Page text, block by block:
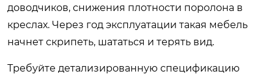
доводчиков, снижения плотности поролона в
креслах. Через год эксплуатации такая мебель
начнет скрипеть, шататься и терять вид.
Требуйте детализированную спецификацию